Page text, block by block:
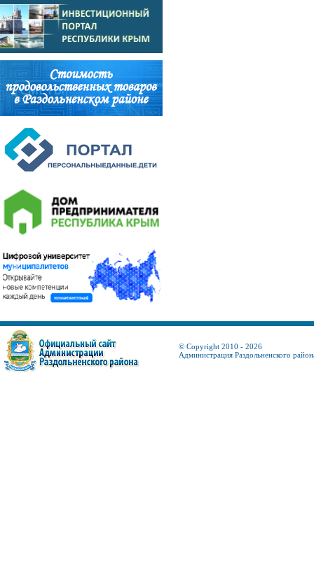
© Copyright 2010 - 2026
Администрация Раздольненского